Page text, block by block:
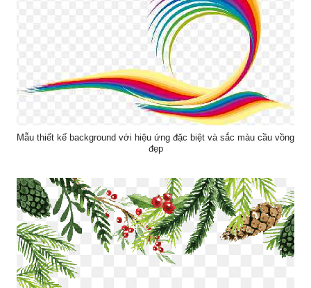
Mẫu thiết kế background với hiệu ứng đặc biệt và sắc màu cầu vồng
đẹp